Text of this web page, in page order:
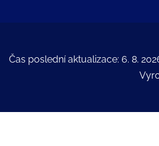
Čas poslední aktualizace: 6. 8.